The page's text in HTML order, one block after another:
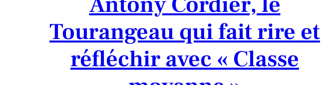
Tourangeau qui fait rire et
réfléchir avec « Classe